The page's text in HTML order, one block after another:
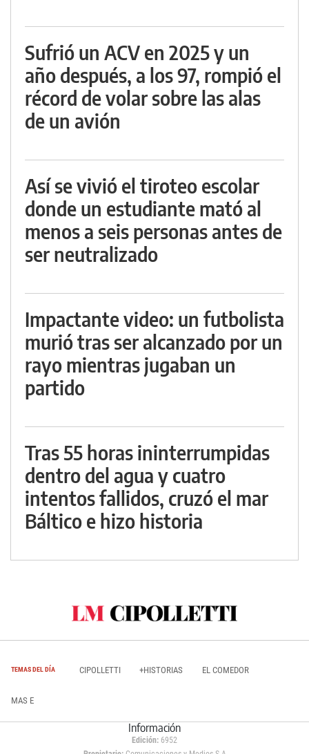
Sufrió un ACV en 2025 y un
año después, a los 97, rompió el
récord de volar sobre las alas
de un avión
Así se vivió el tiroteo escolar
donde un estudiante mató al
menos a seis personas antes de
ser neutralizado
Impactante video: un futbolista
murió tras ser alcanzado por un
rayo mientras jugaban un
partido
Tras 55 horas ininterrumpidas
dentro del agua y cuatro
intentos fallidos, cruzó el mar
Báltico e hizo historia
TEMAS DEL DÍA CIPOLLETTI +HISTORIAS EL COMEDOR
MAS E
Información
Edición: 6952